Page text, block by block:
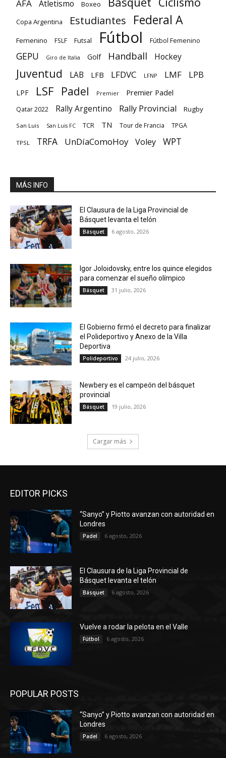
AFA Atletismo Boxeo
Copa Argentina Estudiantes Federal A
Femenino FSLF Futsal Fútbol Fútbol Femenino
GEPU Giro de Italia Golf Handball Hockey
Juventud LAB LFB LFDVC LFNP LMF LPB
LPF LSF Padel Premier Premier Padel
Qatar 2022 Rally Argentino Rally Provincial Rugby
San Luis San Luis FC TCR TN Tour de Francia TPGA
TPSL TRFA UnDíaComoHoy Voley WPT
MÁS INFO
El Clausura de la Liga Provincial de
Básquet levanta el telón
Básquet 6 agosto, 2026
Igor Joloidovsky, entre los quince elegidos
para comenzar el sueño olímpico
Básquet 31 julio, 2026
El Gobierno firmó el decreto para finalizar
el Polideportivo y Anexo de la Villa
Deportiva
Polideportivo 24 julio, 2026
Newbery es el campeón del básquet
provincial
Básquet 19 julio, 2026
Cargar más
EDITOR PICKS
“Sanyo” y Piotto avanzan con autoridad en
Londres
Padel 6 agosto, 2026
El Clausura de la Liga Provincial de
Básquet levanta el telón
Básquet 6 agosto, 2026
Vuelve a rodar la pelota en el Valle
Fútbol 6 agosto, 2026
POPULAR POSTS
“Sanyo” y Piotto avanzan con autoridad en
Londres
Padel 6 agosto, 2026